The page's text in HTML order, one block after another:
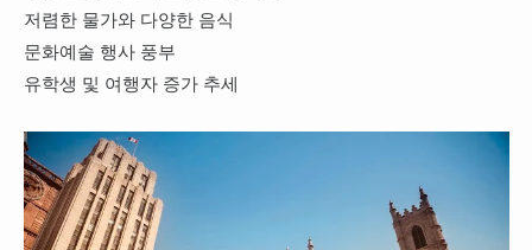
저렴한 물가와 다양한 음식
문화예술 행사 풍부
유학생 및 여행자 증가 추세